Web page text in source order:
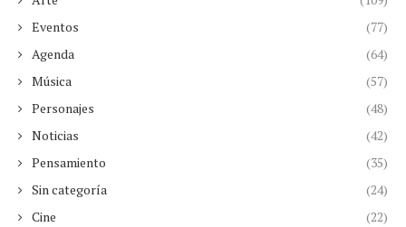
Eventos
(77)
Agenda
(64)
Música
(57)
Personajes
(48)
Noticias
(42)
Pensamiento
(35)
Sin categoría
(24)
Cine
(22)